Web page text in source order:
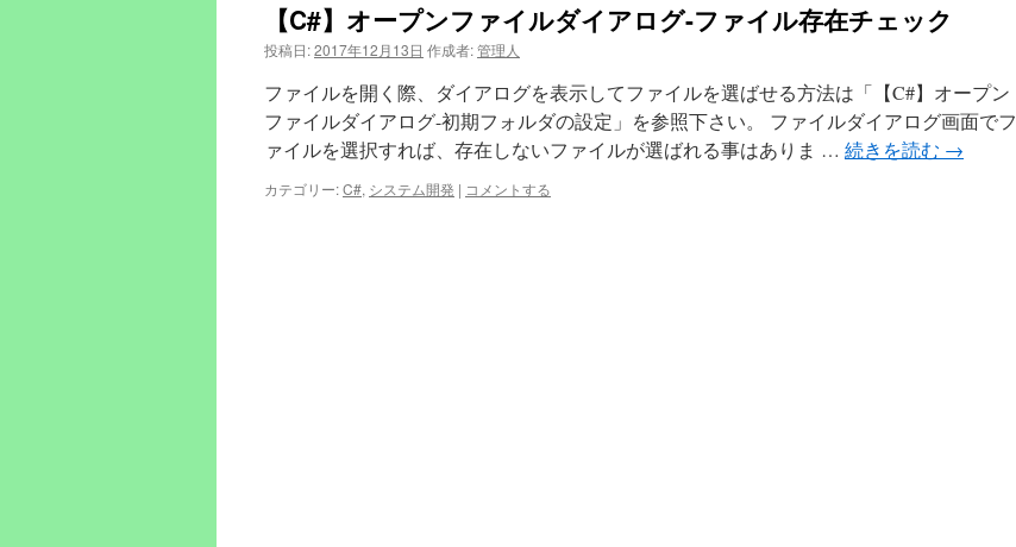
【C#】オープンファイルダイアログ-ファイル存在チェック
投稿日:2017年12月13日 作成者:管理人
ファイルを開く際、ダイアログを表示してファイルを選ばせる方法は「【C#】オープン
ファイルダイアログ-初期フォルダの設定」を参照下さい。 ファイルダイアログ画面でフ
ァイルを選択すれば、存在しないファイルが選ばれる事はありま … 続きを読む →
カテゴリー:C#, システム開発 | コメントする